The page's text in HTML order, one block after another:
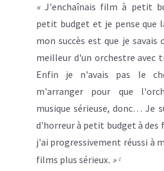
« J'enchaînais film à petit
petit budget et je pense que
mon succès est que je
meilleur d'un orchestre avec
Enfin je n'avais pas le
m'arranger pour que
musique sérieuse, donc… Je
d'horreur à petit budget à des
j'ai progressivement réussi à
films plus sérieux. » 1